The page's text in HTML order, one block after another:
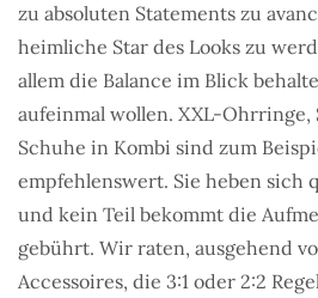
zu absoluten Statements zu
heimliche Star des Looks zu
allem die Balance im Blick
aufeinmal wollen. XXL-
Schuhe in Kombi sind zum
empfehlenswert. Sie heben sich
und kein Teil bekommt die
gebührt. Wir raten, ausgehend
Accessoires, die 3:1 oder 2:2